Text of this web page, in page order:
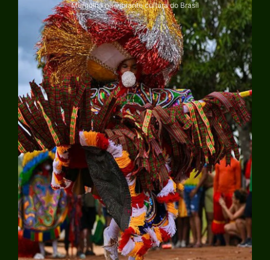
Mergulha na vibrante cultura do Brasil
Explorar